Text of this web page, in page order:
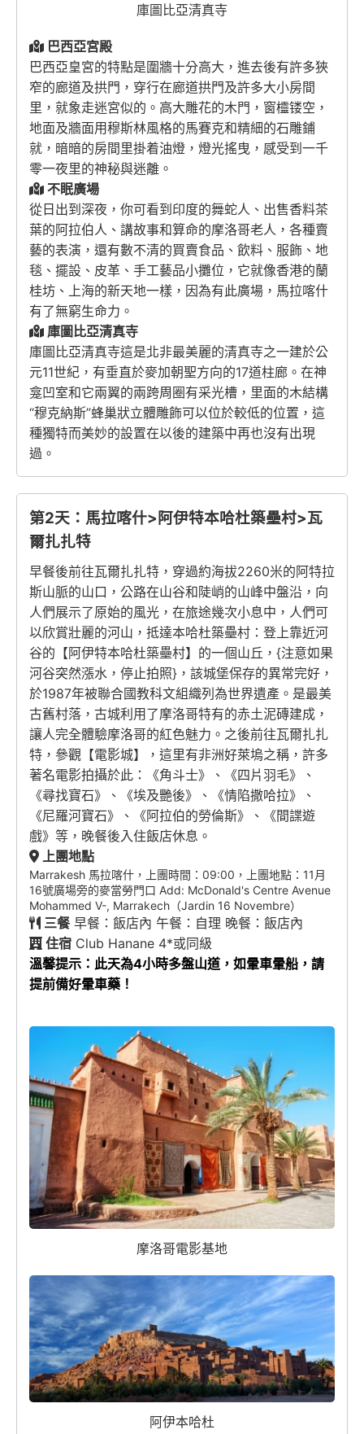
庫圖比亞清真寺
巴西亞宮殿
巴西亞皇宮的特點是圍牆十分高大，進去後有許多狹
窄的廊道及拱門，穿行在廊道拱門及許多大小房間
里，就象走迷宮似的。高大雕花的木門，窗欞镂空，
地面及牆面用穆斯林風格的馬賽克和精細的石雕鋪
就，暗暗的房間里掛着油燈，燈光搖曳，感受到一千
零一夜里的神秘與迷離。
不眠廣場
從日出到深夜，你可看到印度的舞蛇人、出售香料茶
葉的阿拉伯人、講故事和算命的摩洛哥老人，各種賣
藝的表演，還有數不清的買賣食品、飲料、服飾、地
毯、擺設、皮革、手工藝品小攤位，它就像香港的蘭
桂坊、上海的新天地一樣，因為有此廣場，馬拉喀什
有了無窮生命力。
庫圖比亞清真寺
庫圖比亞清真寺這是北非最美麗的清真寺之一建於公
元11世紀，有垂直於麥加朝聖方向的17道柱廊。在神
龛凹室和它兩翼的兩跨周圈有采光槽，里面的木結構
“穆克納斯”蜂巢狀立體雕飾可以位於較低的位置，這
種獨特而美妙的設置在以後的建築中再也沒有出現
過。
第2天：馬拉喀什>阿伊特本哈杜築壘村>瓦
爾扎扎特
早餐後前往瓦爾扎扎特，穿過約海拔2260米的阿特拉
斯山脈的山口，公路在山谷和陡峭的山峰中盤沿，向
人們展示了原始的風光，在旅途幾次小息中，人們可
以欣賞壯麗的河山，抵達本哈杜築壘村：登上靠近河
谷的【阿伊特本哈杜築壘村】的一個山丘，{注意如果
河谷突然漲水，停止拍照}，該城堡保存的異常完好，
於1987年被聯合國教科文組織列為世界遺產。是最美
古舊村落，古城利用了摩洛哥特有的赤土泥磚建成，
讓人完全體驗摩洛哥的紅色魅力。之後前往瓦爾扎扎
特，參觀【電影城】，這里有非洲好萊塢之稱，許多
著名電影拍攝於此：《角斗士》、《四片羽毛》、
《尋找寶石》、《埃及艷後》、《情陷撒哈拉》、
《尼羅河寶石》、《阿拉伯的勞倫斯》、《間諜遊
戲》等，晚餐後入住飯店休息。
上團地點
Marrakesh 馬拉喀什，上團時間：09:00，上團地點：11月
16號廣場旁的麥當勞門口 Add: McDonald's Centre Avenue
Mohammed V-, Marrakech（Jardin 16 Novembre）
三餐早餐：飯店內 午餐：自理 晚餐：飯店內
住宿 Club Hanane 4*或同級
溫馨提示：此天為4小時多盤山道，如暈車暈船，請
提前備好暈車藥！
摩洛哥電影基地
阿伊本哈杜